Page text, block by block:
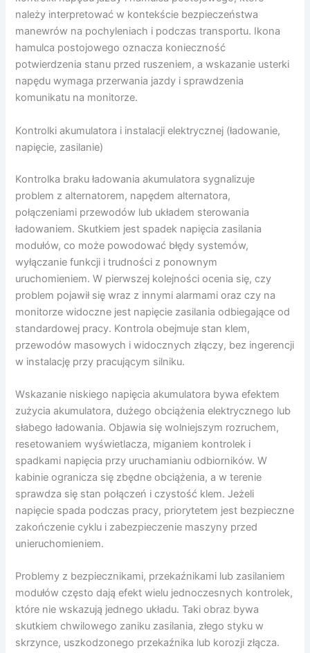
należy interpretować w kontekście bezpieczeństwa
manewrów na pochyleniach i podczas transportu. Ikona
hamulca postojowego oznacza konieczność
potwierdzenia stanu przed ruszeniem, a wskazanie usterki
napędu wymaga przerwania jazdy i sprawdzenia
komunikatu na monitorze.
Kontrolki akumulatora i instalacji elektrycznej (ładowanie,
napięcie, zasilanie)
Kontrolka braku ładowania akumulatora sygnalizuje
problem z alternatorem, napędem alternatora,
połączeniami przewodów lub układem sterowania
ładowaniem. Skutkiem jest spadek napięcia zasilania
modułów, co może powodować błędy systemów,
wyłączanie funkcji i trudności z ponownym
uruchomieniem. W pierwszej kolejności ocenia się, czy
problem pojawił się wraz z innymi alarmami oraz czy na
monitorze widoczne jest napięcie zasilania odbiegające od
standardowej pracy. Kontrola obejmuje stan klem,
przewodów masowych i widocznych złączy, bez ingerencji
w instalację przy pracującym silniku.
Wskazanie niskiego napięcia akumulatora bywa efektem
zużycia akumulatora, dużego obciążenia elektrycznego lub
słabego ładowania. Objawia się wolniejszym rozruchem,
resetowaniem wyświetlacza, miganiem kontrolek i
spadkami napięcia przy uruchamianiu odbiorników. W
kabinie ogranicza się zbędne obciążenia, a w terenie
sprawdza się stan połączeń i czystość klem. Jeżeli
napięcie spada podczas pracy, priorytetem jest bezpieczne
zakończenie cyklu i zabezpieczenie maszyny przed
unieruchomieniem.
Problemy z bezpiecznikami, przekaźnikami lub zasilaniem
modułów często dają efekt wielu jednoczesnych kontrolek,
które nie wskazują jednego układu. Taki obraz bywa
skutkiem chwilowego zaniku zasilania, złego styku w
skrzynce, uszkodzonego przekaźnika lub korozji złącza.